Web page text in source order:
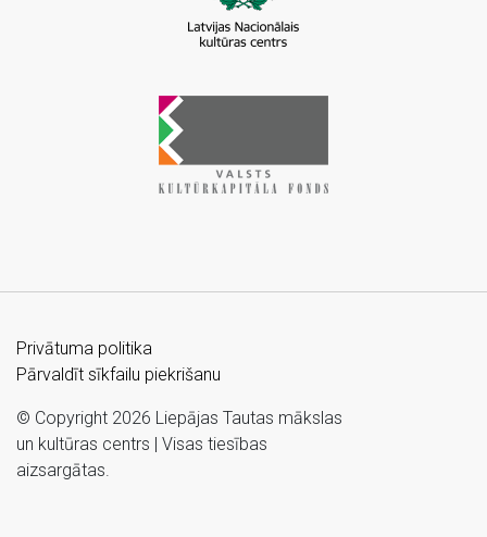
Privātuma politika
Pārvaldīt sīkfailu piekrišanu
© Copyright 2026 Liepājas Tautas mākslas
un kultūras centrs | Visas tiesības
aizsargātas.